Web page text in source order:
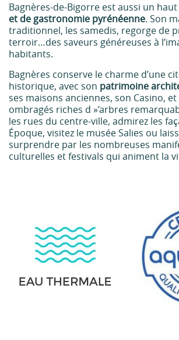
Bagnères-de-Bigorre est aussi un
et de gastronomie pyrénéenne. Son
traditionnel, les samedis, regorge de
terroir…des saveurs généreuses à
habitants.
Bagnères conserve le charme d’une
historique, avec son patrimoine
ses maisons anciennes, son Casino,
ombragés riches d »’arbres
les rues du centre-ville, admirez les
Époque, visitez le musée Salies ou
surprendre par les nombreuses
culturelles et festivals qui animent la